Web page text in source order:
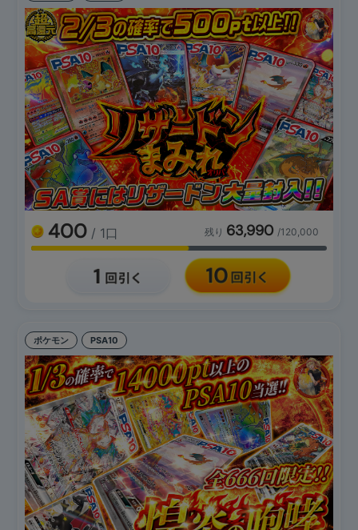
400 / 1口 残り 63,990 /120,000
ポケモン PSA10